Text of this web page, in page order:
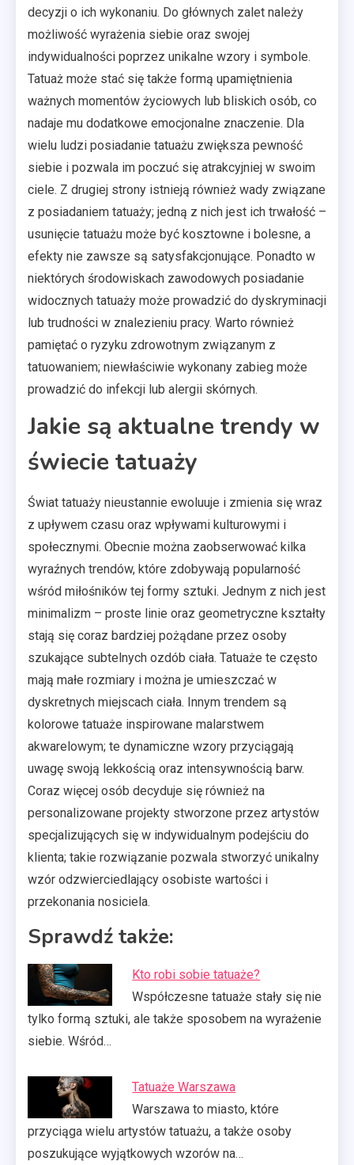
decyzji o ich wykonaniu. Do głównych zalet należy
możliwość wyrażenia siebie oraz swojej
indywidualności poprzez unikalne wzory i symbole.
Tatuaż może stać się także formą upamiętnienia
ważnych momentów życiowych lub bliskich osób, co
nadaje mu dodatkowe emocjonalne znaczenie. Dla
wielu ludzi posiadanie tatuażu zwiększa pewność
siebie i pozwala im poczuć się atrakcyjniej w swoim
ciele. Z drugiej strony istnieją również wady związane
z posiadaniem tatuaży; jedną z nich jest ich trwałość –
usunięcie tatuażu może być kosztowne i bolesne, a
efekty nie zawsze są satysfakcjonujące. Ponadto w
niektórych środowiskach zawodowych posiadanie
widocznych tatuaży może prowadzić do dyskryminacji
lub trudności w znalezieniu pracy. Warto również
pamiętać o ryzyku zdrowotnym związanym z
tatuowaniem; niewłaściwie wykonany zabieg może
prowadzić do infekcji lub alergii skórnych.
Jakie są aktualne trendy w
świecie tatuaży
Świat tatuaży nieustannie ewoluuje i zmienia się wraz
z upływem czasu oraz wpływami kulturowymi i
społecznymi. Obecnie można zaobserwować kilka
wyraźnych trendów, które zdobywają popularność
wśród miłośników tej formy sztuki. Jednym z nich jest
minimalizm – proste linie oraz geometryczne kształty
stają się coraz bardziej pożądane przez osoby
szukające subtelnych ozdób ciała. Tatuaże te często
mają małe rozmiary i można je umieszczać w
dyskretnych miejscach ciała. Innym trendem są
kolorowe tatuaże inspirowane malarstwem
akwarelowym; te dynamiczne wzory przyciągają
uwagę swoją lekkością oraz intensywnością barw.
Coraz więcej osób decyduje się również na
personalizowane projekty stworzone przez artystów
specjalizujących się w indywidualnym podejściu do
klienta; takie rozwiązanie pozwala stworzyć unikalny
wzór odzwierciedlający osobiste wartości i
przekonania nosiciela.
Sprawdź także:
Kto robi sobie tatuaże?
Współczesne tatuaże stały się nie
tylko formą sztuki, ale także sposobem na wyrażenie
siebie. Wśród…
Tatuaże Warszawa
Warszawa to miasto, które
przyciąga wielu artystów tatuażu, a także osoby
poszukujące wyjątkowych wzorów na…